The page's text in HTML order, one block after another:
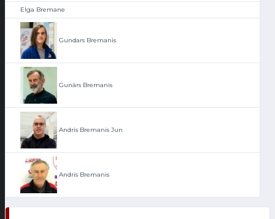
Elga Bremane
Gundars Bremanis
Gunārs Bremanis
Andris Bremanis Jun
Andris Bremanis